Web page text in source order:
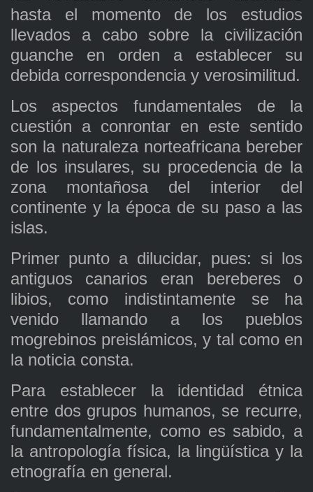
hasta el momento de los estudios
llevados a cabo sobre la civilización
guanche en orden a establecer su
debida correspondencia y verosimilitud.
Los aspectos fundamentales de la
cuestión a conrontar en este sentido
son la naturaleza norteafricana bereber
de los insulares, su procedencia de la
zona montañosa del interior del
continente y la época de su paso a las
islas.
Primer punto a dilucidar, pues: si los
antiguos canarios eran bereberes o
libios, como indistintamente se ha
venido llamando a los pueblos
mogrebinos preislámicos, y tal como en
la noticia consta.
Para establecer la identidad étnica
entre dos grupos humanos, se recurre,
fundamentalmente, como es sabido, a
la antropología física, la lingüística y la
etnografía en general.